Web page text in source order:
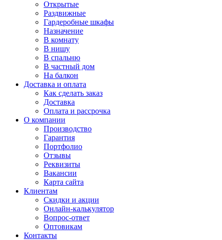
Открытые
Раздвижные
Гардеробные шкафы
Назначение
В комнату
В нишу
В спальню
В частный дом
На балкон
Доставка и оплата
Как сделать заказ
Доставка
Оплата и рассрочка
О компании
Производство
Гарантия
Портфолио
Отзывы
Реквизиты
Вакансии
Карта сайта
Клиентам
Скидки и акции
Онлайн-калькулятор
Вопрос-ответ
Оптовикам
Контакты